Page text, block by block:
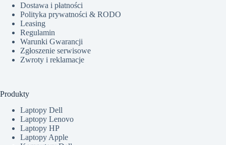
Dostawa i płatności
Polityka prywatności & RODO
Leasing
Regulamin
Warunki Gwarancji
Zgłoszenie serwisowe
Zwroty i reklamacje
Produkty
Laptopy Dell
Laptopy Lenovo
Laptopy HP
Laptopy Apple